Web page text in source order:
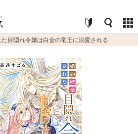
目隠れ令嬢は白金の竜王に溺愛される